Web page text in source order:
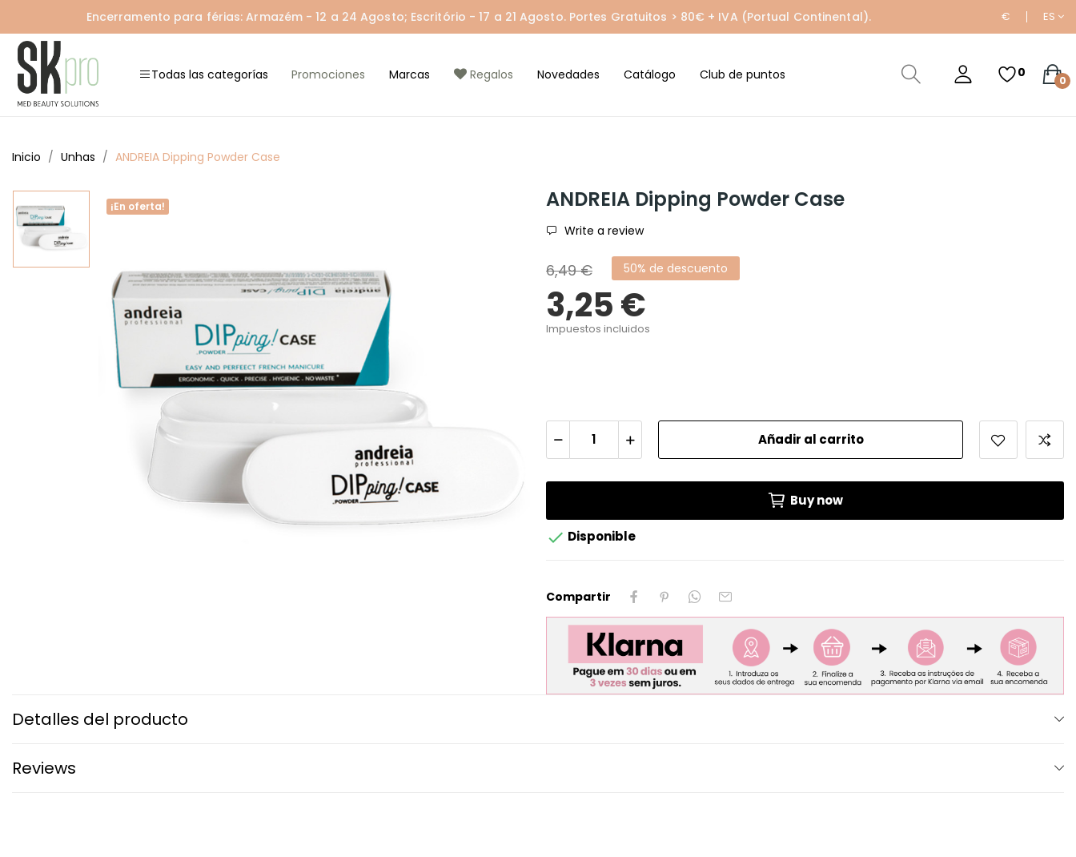
Encerramento para férias: Armazém - 12 a 24 Agosto; Escritório - 17 a 21 Agosto. Portes Gratuitos > 80€ + IVA (Portual Continental). € ES
Todas las categorías Promociones Marcas Regalos Novedades Catálogo Club de puntos 0
0
Inicio Unhas ANDREIA Dipping Powder Case
¡En oferta! ANDREIA Dipping Powder Case
Write a review
6,49 € 50% de descuento
3,25 €
Impuestos incluidos
Añadir al carrito
Buy now
 Disponible
Compartir
Detalles del producto
Reviews